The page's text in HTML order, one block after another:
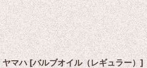
ヤマハ[バルブオイル（レギュラー）]